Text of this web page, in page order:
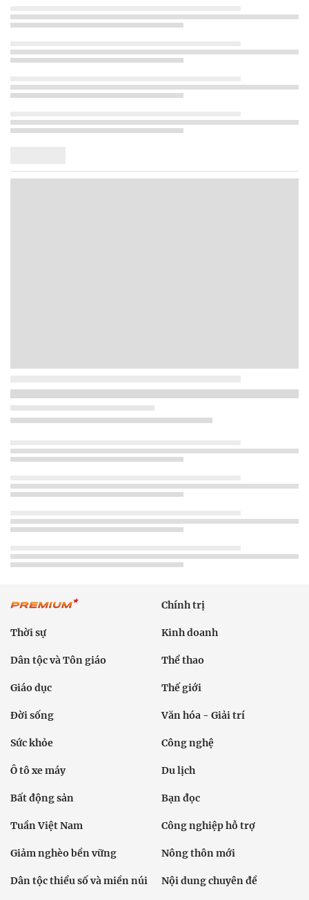
Chính trị
Thời sự Kinh doanh
Dân tộc và Tôn giáo Thể thao
Giáo dục Thế giới
Đời sống Văn hóa - Giải trí
Sức khỏe Công nghệ
Ô tô xe máy Du lịch
Bất động sản Bạn đọc
Tuần Việt Nam Công nghiệp hỗ trợ
Giảm nghèo bền vững Nông thôn mới
Dân tộc thiểu số và miền núi Nội dung chuyên đề